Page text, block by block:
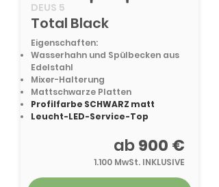
DEUS 5
Total Black
Eigenschaften:
Wasserhahn und Spülbecken aus
Edelstahl
Mixer-Halterung
Mattschwarze Platten
Profilfarbe SCHWARZ matt
Leucht-LED-Service-Top
ab900 €
1.100 MwSt. INKLUSIVE